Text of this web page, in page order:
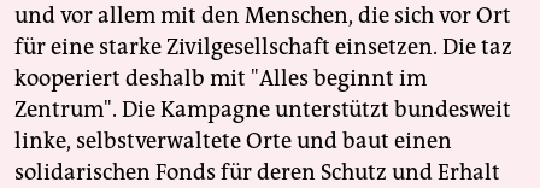
und vor allem mit den Menschen, die sich vor Ort
für eine starke Zivilgesellschaft einsetzen. Die taz
kooperiert deshalb mit "Alles beginnt im
Zentrum". Die Kampagne unterstützt bundesweit
linke, selbstverwaltete Orte und baut einen
solidarischen Fonds für deren Schutz und Erhalt